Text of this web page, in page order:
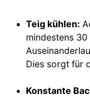
Teig kühlen:
mindestens
Dies sorgt für
Konstante